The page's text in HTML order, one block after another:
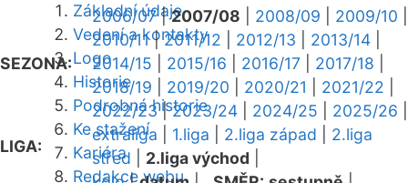
Základní údaje
Vedení a kontakty
Logo
Historie
Podrobná historie
Ke stažení
Kariéra
Redakce webu
SEZONA:
2006/07|2007/08 2008/09 2009/10
2010/11|2011/12 2012/13 2013/14
2014/15
2015/16 2016/17 2017/18
2018/19
2019/20 2020/21 2021/22
2022/23|2023/24 2024/25 2025/26
LIGA:
extraliga 1.liga 2.liga západ
2.liga
střed
2.liga východ